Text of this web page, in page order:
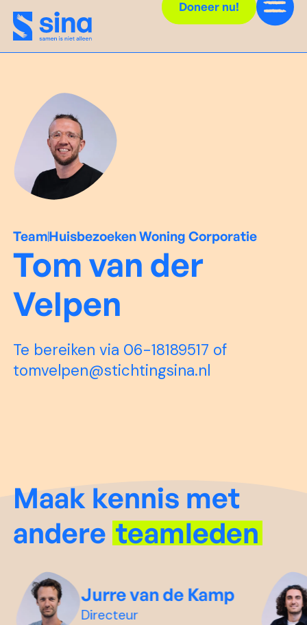
Doneer nu!
TeamHuisbezoeken Woning Corporatie
Tom van der
Velpen
Te bereiken via 06-18189517 of
tomvelpen@stichtingsina.nl
Maak kennis met
andereteamleden
Jurre van de Kamp
Directeur